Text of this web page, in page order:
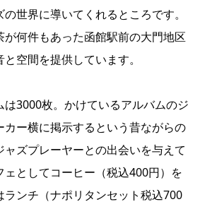
世界に導いてくれるところです。
何件もあった函館駅前の大門地区
空間を提供しています。
は3000枚。かけているアルバムのジ
カー横に掲示するという昔ながらの
ズプレーヤーとの出会いを与えて
ェとしてコーヒー（税込400円）を
ンチ（ナポリタンセット税込700